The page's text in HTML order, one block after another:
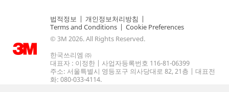
법적정보 | 개인정보처리방침 |
Terms and Conditions | Cookie Preferences
© 3M 2026. All Rights Reserved.
한국쓰리엠 ㈜
대표자 : 이정한 | 사업자등록번호 116-81-06399
주소: 서울특별시 영등포구 의사당대로 82, 21층 | 대표전
화: 080-033-4114.